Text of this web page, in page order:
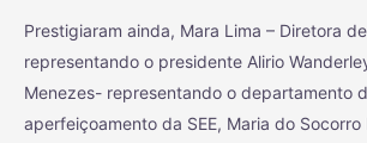
Prestigiaram ainda, Mara Lima – Diretora
representando o presidente Alirio
Menezes- representando o departamento
aperfeiçoamento da SEE, Maria do Socorro